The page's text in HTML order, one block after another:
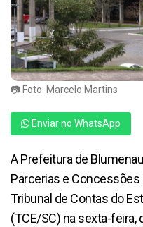
📷 Foto: Marcelo Martins
Enviar no WhatsApp
A Prefeitura de
Parcerias e
Tribunal de Contas do
(TCE/SC) na sexta-feira,